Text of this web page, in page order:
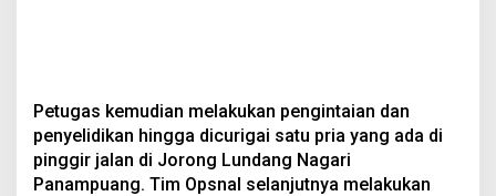
Petugas kemudian melakukan pengintaian dan
penyelidikan hingga dicurigai satu pria yang ada di
pinggir jalan di Jorong Lundang Nagari
Panampuang. Tim Opsnal selanjutnya melakukan